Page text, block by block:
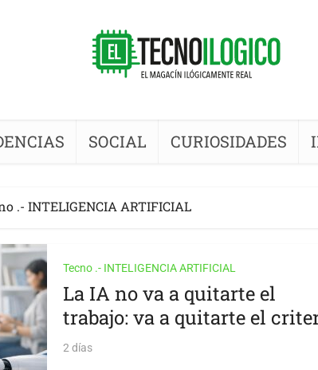
SOCIAL CURIOSIDADES
.- INTELIGENCIA ARTIFICIAL
Tecno .- INTELIGENCIA ARTIFICIAL
La IA no va a quitarte el
trabajo: va a quitarte el
2 días